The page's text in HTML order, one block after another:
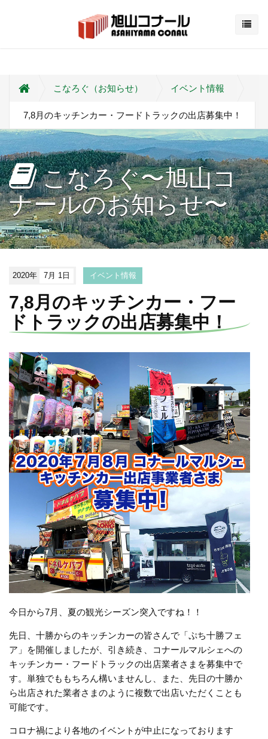
こなろぐ（お知らせ） イベント情報
7,8月のキッチンカー・フードトラックの出店募集中！
こなろぐ〜旭山コ
ナールのお知らせ〜
2020年 7月 1日 イベント情報
7,8月のキッチンカー・フー
ドトラックの出店募集中！
今日から7月、夏の観光シーズン突入ですね！！
先日、十勝からのキッチンカーの皆さんで「ぷち十勝フェ
ア」を開催しましたが、引き続き、コナールマルシェへの
キッチンカー・フードトラックの出店業者さまを募集中で
す。単独でももちろん構いませんし、また、先日の十勝か
ら出店された業者さまのように複数で出店いただくことも
可能です。
コロナ禍により各地のイベントが中止になっております